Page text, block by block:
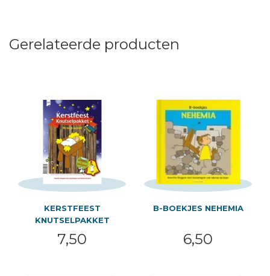
Gerelateerde producten
KERSTFEEST
KNUTSELPAKKET
7,50
B-BOEKJES NEHEMIA
6,50